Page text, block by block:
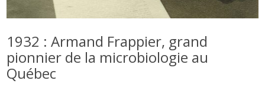
1932 : Armand Frappier, grand
pionnier de la microbiologie au
Québec